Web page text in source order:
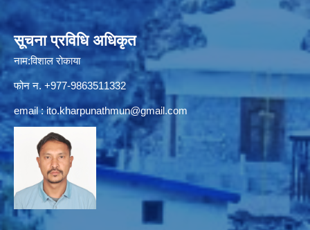
सूचना प्रविधि अधिकृत
नाम:विशाल रोकाया
फोन न. +977-9863511332
email :ito.kharpunathmun@gmail.com